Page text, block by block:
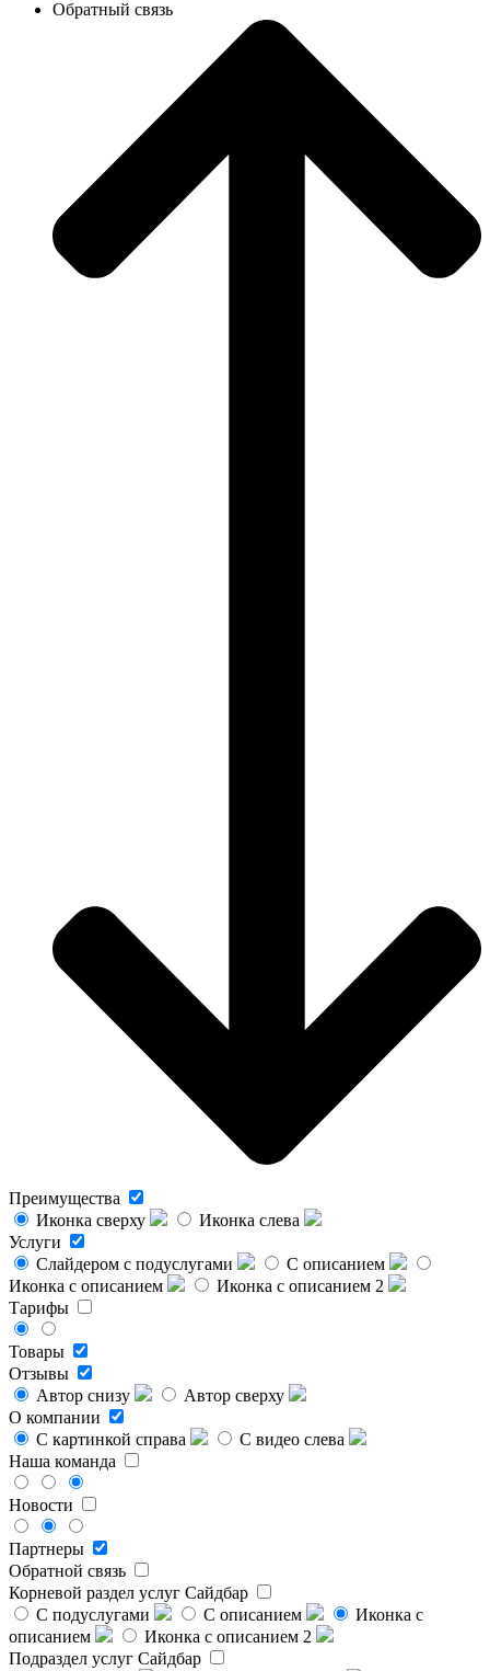
Обратный связь
Преимущества
Иконка сверху
Иконка слева
Услуги
Слайдером с подуслугами
С описанием
Иконка с описанием
Иконка с описанием 2
Тарифы
Товары
Отзывы
Автор снизу
Автор сверху
О компании
С картинкой справа
С видео слева
Наша команда
Новости
Партнеры
Обратной связь
Корневой раздел услуг Сайдбар
С подуслугами
С описанием
Иконка с
описанием
Иконка с описанием 2
Подраздел услуг Сайдбар